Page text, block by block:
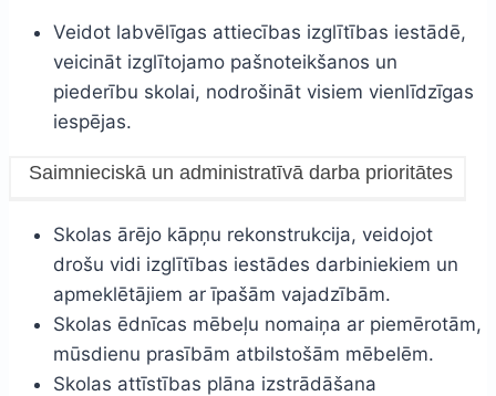
Veidot labvēlīgas attiecības izglītības iestādē,
veicināt izglītojamo pašnoteikšanos un
piederību skolai, nodrošināt visiem vienlīdzīgas
iespējas.
Saimnieciskā un administratīvā darba prioritātes
Skolas ārējo kāpņu rekonstrukcija, veidojot
drošu vidi izglītības iestādes darbiniekiem un
apmeklētājiem ar īpašām vajadzībām.
Skolas ēdnīcas mēbeļu nomaiņa ar piemērotām,
mūsdienu prasībām atbilstošām mēbelēm.
Skolas attīstības plāna izstrādāšana